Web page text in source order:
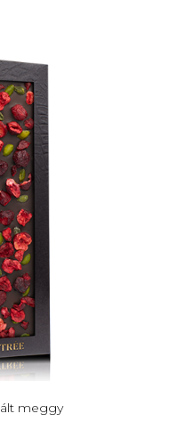
meggy